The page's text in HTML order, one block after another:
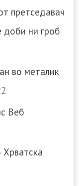
претседавач
ни гроб
во металик
Веб